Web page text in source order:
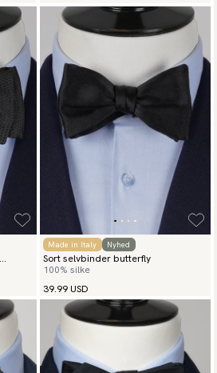
Made in Italy Nyhed
Sort selvbinder butterfly
100% silke
39.99 USD